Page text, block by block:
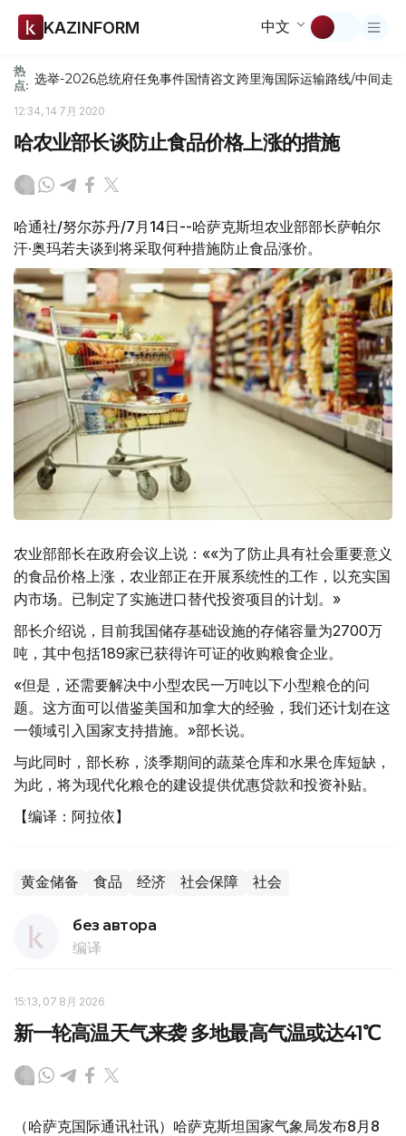
KAZINFORM 中文
热
点: 选举-2026总统府任免事件国情咨文跨里海国际运输路线/中间走廊
12:34, 14 7月 2020
哈农业部长谈防止食品价格上涨的措施
哈通社/努尔苏丹/7月14日--哈萨克斯坦农业部部长萨帕尔
汗·奥玛若夫谈到将采取何种措施防止食品涨价。
农业部部长在政府会议上说：««为了防止具有社会重要意义
的食品价格上涨，农业部正在开展系统性的工作，以充实国
内市场。已制定了实施进口替代投资项目的计划。»
部长介绍说，目前我国储存基础设施的存储容量为2700万
吨，其中包括189家已获得许可证的收购粮食企业。
«但是，还需要解决中小型农民一万吨以下小型粮仓的问
题。这方面可以借鉴美国和加拿大的经验，我们还计划在这
一领域引入国家支持措施。»部长说。
与此同时，部长称，淡季期间的蔬菜仓库和水果仓库短缺，
为此，将为现代化粮仓的建设提供优惠贷款和投资补贴。
【编译：阿拉依】
黄金储备 食品 经济 社会保障 社会
без автора
编译
15:13, 07 8月 2026
新一轮高温天气来袭 多地最高气温或达41℃
（哈萨克国际通讯社讯）哈萨克斯坦国家气象局发布8月8